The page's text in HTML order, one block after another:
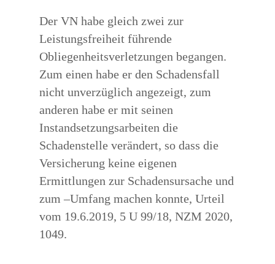
Der VN habe gleich zwei zur
Leistungsfreiheit führende
Obliegenheitsverletzungen begangen.
Zum einen habe er den Schadensfall
nicht unverzüglich angezeigt, zum
anderen habe er mit seinen
Instandsetzungsarbeiten die
Schadenstelle verändert, so dass die
Versicherung keine eigenen
Ermittlungen zur Schadensursache und
zum –Umfang machen konnte, Urteil
vom 19.6.2019, 5 U 99/18, NZM 2020,
1049.